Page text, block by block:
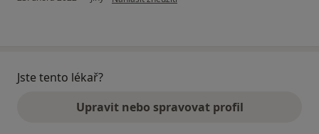
Jste tento lékař?
Upravit nebo spravovat profil